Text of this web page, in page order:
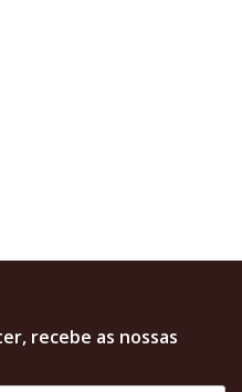
recebe as nossas